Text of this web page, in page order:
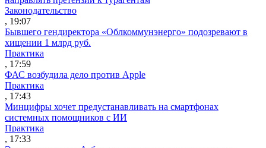
Законодательство
, 19:07
Бывшего гендиректора «Облкоммунэнерго» подозревают в
хищении 1 млрд руб.
Практика
, 17:59
ФАС возбудила дело против Apple
Практика
, 17:43
Минцифры хочет предустанавливать на смартфонах
системных помощников с ИИ
Практика
, 17:33